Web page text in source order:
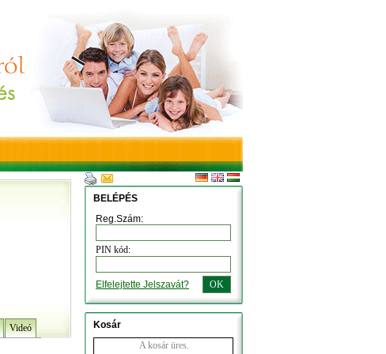
Videó
BELÉPÉS
Reg.Szám:
PIN kód:
Elfelejtette Jelszavát? OK
Kosár
A kosár üres.